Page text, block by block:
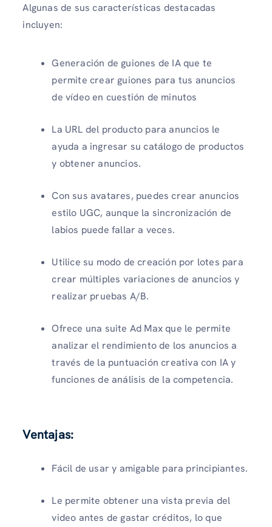
Algunas de sus características destacadas
incluyen:
Generación de guiones de IA que te
permite crear guiones para tus anuncios
de vídeo en cuestión de minutos
La URL del producto para anuncios le
ayuda a ingresar su catálogo de productos
y obtener anuncios.
Con sus avatares, puedes crear anuncios
estilo UGC, aunque la sincronización de
labios puede fallar a veces.
Utilice su modo de creación por lotes para
crear múltiples variaciones de anuncios y
realizar pruebas A/B.
Ofrece una suite Ad Max que le permite
analizar el rendimiento de los anuncios a
través de la puntuación creativa con IA y
funciones de análisis de la competencia.
Ventajas:
Fácil de usar y amigable para principiantes.
Le permite obtener una vista previa del
video antes de gastar créditos, lo que